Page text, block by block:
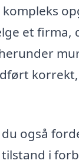
et firma,
også
i